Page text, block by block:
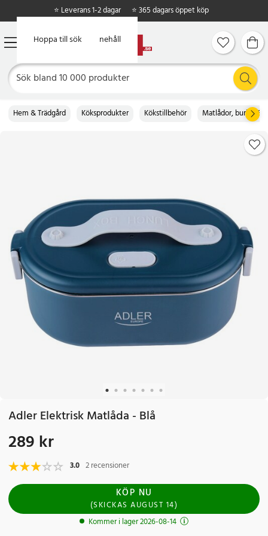
Hoppa till huvudinnehåll
Hoppa till sök
⭐ Leverans 1-2 dagar ⭐ 365 dagars öppet köp
Hem & Trädgård Köksprodukter Kökstillbehör Matlådor, burkar &
Adler Elektrisk Matlåda - Blå
Pris:289 kr
289 kr
3.0 2 recensioner
KÖP NU
(SKICKASAUGUST 14)
Kommer i lager 2026-08-14